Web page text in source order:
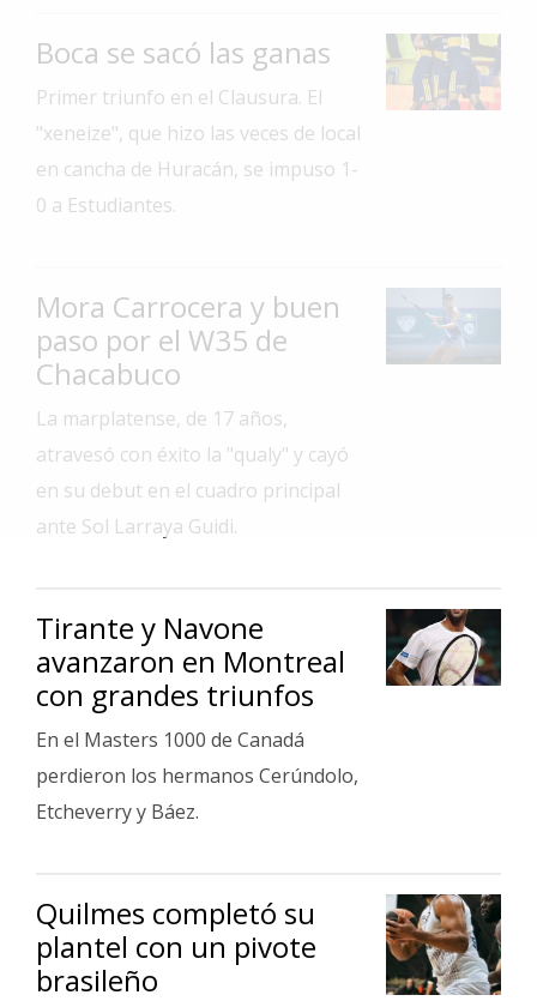
General
La
Ciudad
Deportes
Arte
Policiales
Cartelera
Fotos
de
Familia
Clasificados
Boca se sacó las ganas
Primer triunfo en el Clausura. El
"xeneize", que hizo las veces de local
en cancha de Huracán, se impuso 1-
0 a Estudiantes.
Mora Carrocera y buen
paso por el W35 de
Chacabuco
La marplatense, de 17 años,
atravesó con éxito la "qualy" y cayó
en su debut en el cuadro principal
ante Sol Larraya Guidi.
Tirante y Navone
avanzaron en Montreal
con grandes triunfos
En el Masters 1000 de Canadá
perdieron los hermanos Cerúndolo,
Etcheverry y Báez.
Quilmes completó su
plantel con un pivote
brasileño